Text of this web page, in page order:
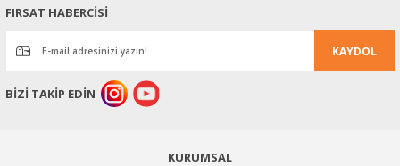
Ürün resmi kalitesiz, bozuk veya görüntülenemiyor.
Ürün bilgilerinde hatalar bulunuyor.
Ürün fiyatı diğer sitelerden daha pahalı.
Bu ürüne benzer farklı alternatifler olmalı.
FIRSAT HABERCİSİ
KAYDOL
BİZİ TAKİP EDİN
KURUMSAL